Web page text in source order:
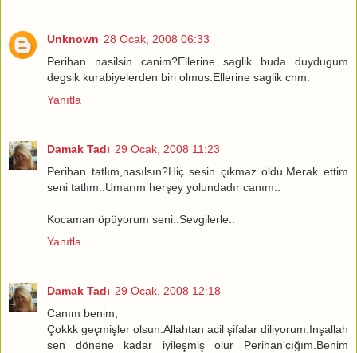
Unknown 28 Ocak, 2008 06:33
Perihan nasilsin canim?Ellerine saglik buda duydugum
degsik kurabiyelerden biri olmus.Ellerine saglik cnm.
Yanıtla
Damak Tadı 29 Ocak, 2008 11:23
Perihan tatlım,nasılsın?Hiç sesin çıkmaz oldu.Merak ettim
seni tatlım..Umarım herşey yolundadır canım..
Kocaman öpüyorum seni..Sevgilerle..
Yanıtla
Damak Tadı 29 Ocak, 2008 12:18
Canım benim,
Çokkk geçmişler olsun.Allahtan acil şifalar diliyorum.İnşallah
sen dönene kadar iyileşmiş olur Perihan'cığım.Benim